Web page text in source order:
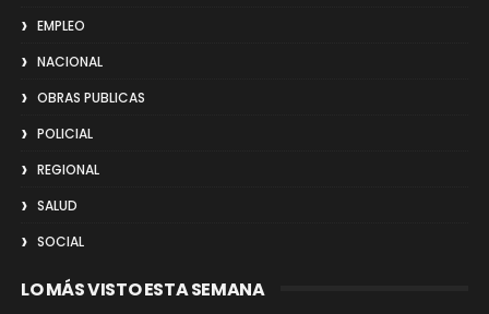
EMPLEO
NACIONAL
OBRAS PUBLICAS
POLICIAL
REGIONAL
SALUD
SOCIAL
LO MÁS VISTO ESTA SEMANA